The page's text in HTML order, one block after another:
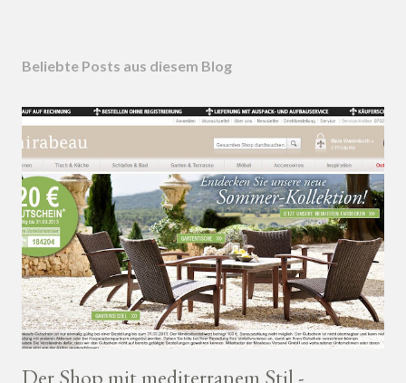
Beliebte Posts aus diesem Blog
Der Shop mit mediterranem Stil -